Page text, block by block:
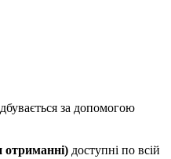
за допомогою
отриманні) доступні по всій